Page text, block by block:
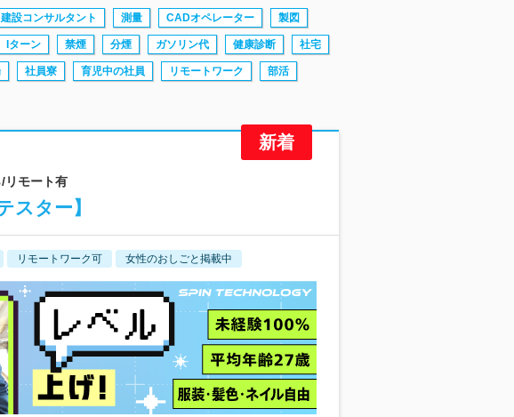
建設コンサルタント 測量 CADオペレーター 製図
Iターン 禁煙 分煙 ガソリン代 健康診断 社宅
社員寮 育児中の社員 リモートワーク 部活
リモート有
ター】
リモートワーク可 女性のおしごと掲載中